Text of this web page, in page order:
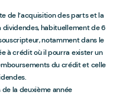
de l’acquisition des parts et la
habituellement de 6
notamment dans le
à crédit où il pourra exister un
du crédit et celle
la deuxième année